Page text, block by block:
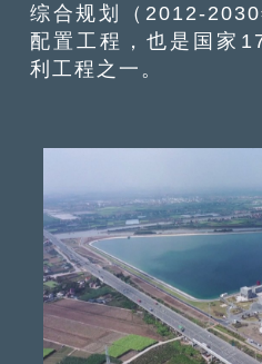
综合规划（2012-
配置工程，也是国家
利工程之一。